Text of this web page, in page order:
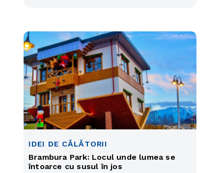
IDEI DE CĂLĂTORII
Brambura Park: Locul unde lumea se
întoarce cu susul în jos